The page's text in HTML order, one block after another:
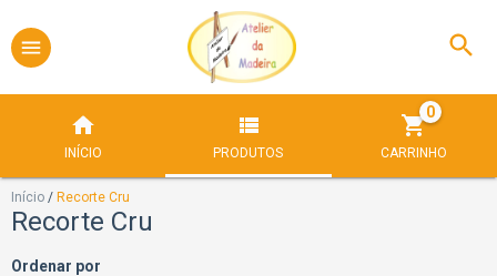
INÍCIO PRODUTOS CARRINHO
0
Início / Recorte Cru
Recorte Cru
Ordenar por